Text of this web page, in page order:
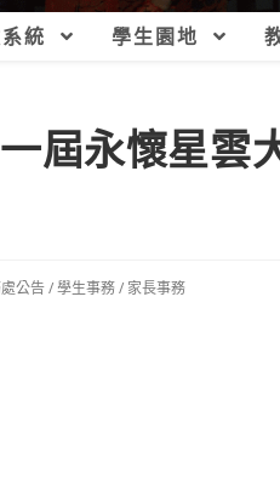
統 學生園地
一屆永懷星
公告/學生事務/ 家長事務